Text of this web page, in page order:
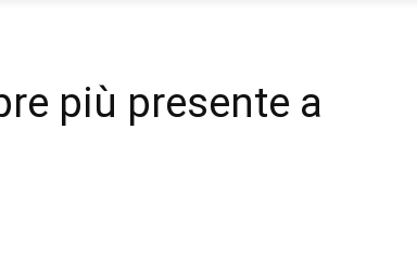
più presente a